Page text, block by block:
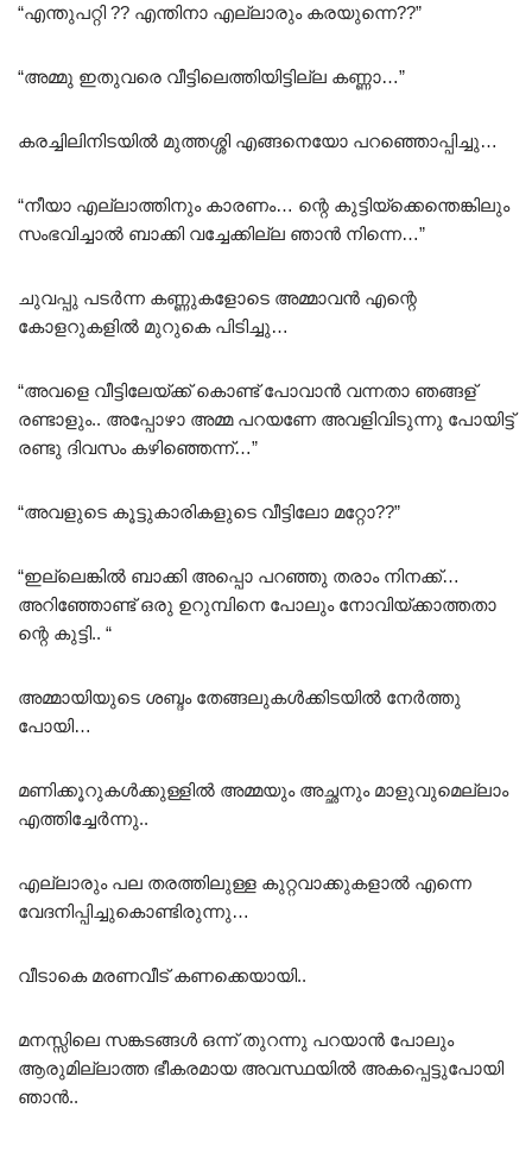
“എന്തുപറ്റി ?? എന്തിനാ എല്ലാരും കരയുന്നെ??”
“അമ്മു ഇതുവരെ വീട്ടിലെത്തിയിട്ടില്ല കണ്ണാ…”
കരച്ചിലിനിടയിൽ മുത്തശ്ശി എങ്ങനെയോ പറഞ്ഞൊപ്പിച്ചു…
“നീയാ എല്ലാത്തിനും കാരണം… ന്റെ കുട്ടിയ്‌ക്കെന്തെങ്കിലും
സംഭവിച്ചാൽ ബാക്കി വച്ചേക്കില്ല ഞാൻ നിന്നെ…”
ചുവപ്പു പടർന്ന കണ്ണുകളോടെ അമ്മാവൻ എന്റെ
കോളറുകളിൽ മുറുകെ പിടിച്ചു…
“അവളെ വീട്ടിലേയ്ക്ക് കൊണ്ട് പോവാൻ വന്നതാ ഞങ്ങള്
രണ്ടാളും.. അപ്പോഴാ അമ്മ പറയണേ അവളിവിടുന്നു പോയിട്ട്
രണ്ടു ദിവസം കഴിഞ്ഞെന്ന്…”
“അവളുടെ കൂട്ടുകാരികളുടെ വീട്ടിലോ മറ്റോ??”
“ഇല്ലെങ്കിൽ ബാക്കി അപ്പൊ പറഞ്ഞു തരാം നിനക്ക്…
അറിഞ്ഞോണ്ട് ഒരു ഉറുമ്പിനെ പോലും നോവിയ്ക്കാത്തതാ
ന്റെ കുട്ടി.. “
അമ്മായിയുടെ ശബ്ദം തേങ്ങലുകൾക്കിടയിൽ നേർത്തു
പോയി…
മണിക്കൂറുകൾക്കുള്ളിൽ അമ്മയും അച്ഛനും മാളുവുമെല്ലാം
എത്തിച്ചേർന്നു..
എല്ലാരും പല തരത്തിലുള്ള കുറ്റവാക്കുകളാൽ എന്നെ
വേദനിപ്പിച്ചുകൊണ്ടിരുന്നു…
വീടാകെ മരണവീട് കണക്കെയായി..
മനസ്സിലെ സങ്കടങ്ങൾ ഒന്ന് തുറന്നു പറയാൻ പോലും
ആരുമില്ലാത്ത ഭീകരമായ അവസ്ഥയിൽ അകപ്പെട്ടുപോയി
ഞാൻ..